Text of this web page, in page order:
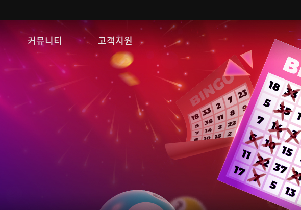
커뮤니티
자유게시판
이미지게시판
공략 게시판
고객지원
FAQ
쿠폰등록